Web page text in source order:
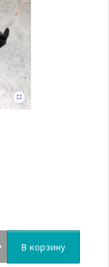
В корзину